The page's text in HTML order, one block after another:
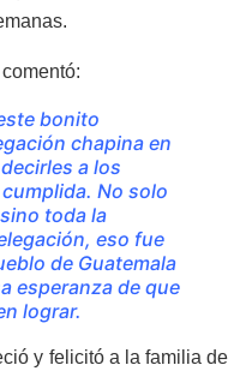
bonito
chapina en
a los
No solo
toda la
eso fue
de Guatemala
esperanza de que
lograr.
y felicitó a la familia de